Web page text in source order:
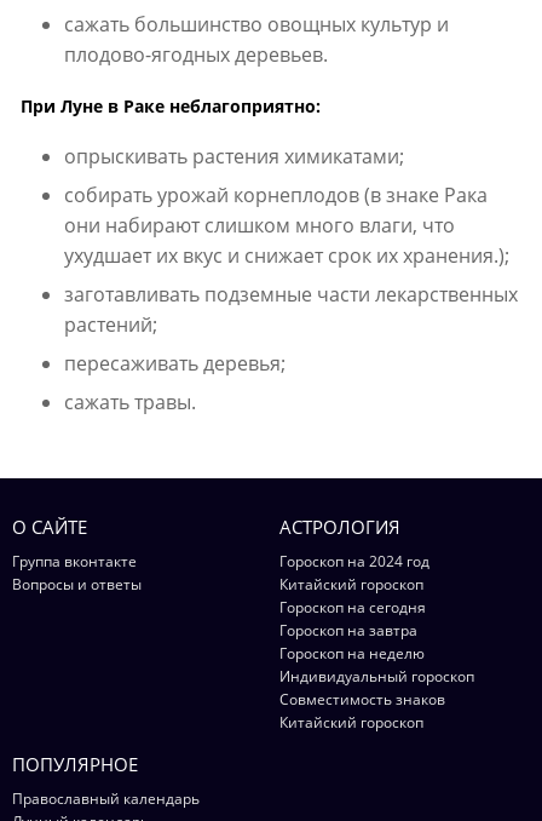
сажать большинство овощных культур и
плодово-ягодных деревьев.
При Луне в Раке неблагоприятно:
опрыскивать растения химикатами;
собирать урожай корнеплодов (в знаке Рака
они набирают слишком много влаги, что
ухудшает их вкус и снижает срок их хранения.);
заготавливать подземные части лекарственных
растений;
пересаживать деревья;
сажать травы.
О САЙТЕ
Группа вконтакте
Вопросы и ответы
АСТРОЛОГИЯ
Гороскоп на 2024 год
Китайский гороскоп
Гороскоп на сегодня
Гороскоп на завтра
Гороскоп на неделю
Индивидуальный гороскоп
Совместимость знаков
Китайский гороскоп
ПОПУЛЯРНОЕ
Православный календарь